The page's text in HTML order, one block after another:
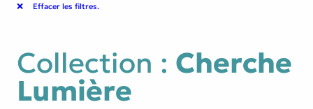
Effacer les filtres.
Collection : Cherche
Lumière